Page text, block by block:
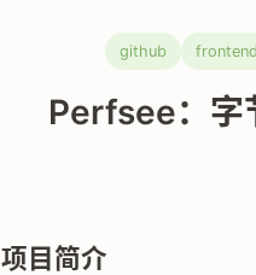
github frontend
Perfsee：字
项目简介